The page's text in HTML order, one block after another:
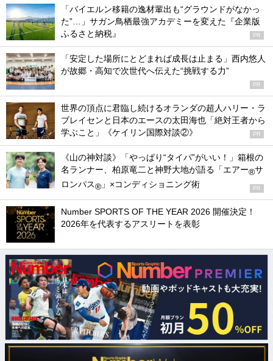
「バイエルン移籍の逸材輩出も“グラウンドがなかっ
た”…」サガン鳥栖最強アカデミーを変えた『企業版
ふるさと納税』
PR
「安定した場所にとどまれば成長は止まる」西内悠人
が故郷・高知で次世代へ伝えた“挑戦する力”
PR
世界の頂点に君臨し続けるオランダの超人ハリー・ラ
ブレイセンと日本のエースの太田海也「絶対王者から
学ぶこと」《ケイリン国際対談②》
PR
《山の神対談》「やっぱり“タイパ”がいい！」箱根の
名ランナー、柏原竜二と神野大地が語る「エアー®サ
ロンパス® 」×コンディショニング術 PR
Number SPORTS OF THE YEAR 2026 開催決定！
2026年を代表するアスリートを表彰